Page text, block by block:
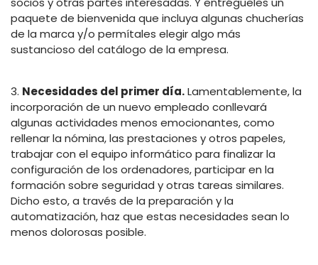
paquete de bienvenida que incluya algunas chucherías
de la marca y/o permítales elegir algo más
sustancioso del catálogo de la empresa.
3. Necesidades del primer día.Lamentablemente, la
incorporación de un nuevo empleado conllevará
algunas actividades menos emocionantes, como
rellenar la nómina, las prestaciones y otros papeles,
trabajar con el equipo informático para finalizar la
configuración de los ordenadores, participar en la
formación sobre seguridad y otras tareas similares.
Dicho esto, a través de la preparación y la
automatización, haz que estas necesidades sean lo
menos dolorosas posible.